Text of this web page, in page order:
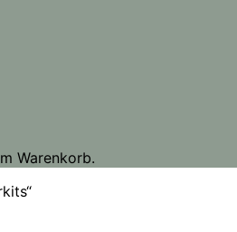
Warenkorb.